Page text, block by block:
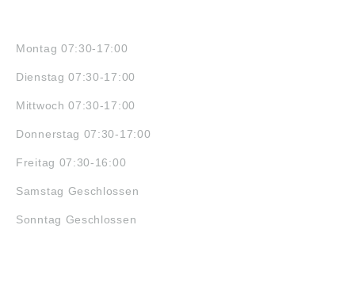
Montag 07:30-17:00
Dienstag 07:30-17:00
Mittwoch 07:30-17:00
Donnerstag 07:30-17:00
Freitag 07:30-16:00
Samstag Geschlossen
Sonntag Geschlossen